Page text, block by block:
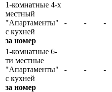
1-комнатные 4-х
местный
"Апартаменты"
с кухней
за номер
- - -
1-комнатные 6-
ти местные
"Апартаменты"
с кухней
за номер
- - -